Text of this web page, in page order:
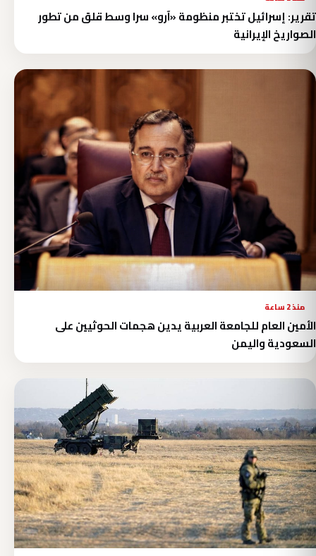
تقرير: إسرائيل تختبر منظومة «آرو» سرا وسط قلق من تطور
الصواريخ الإيرانية
منذ 2 ساعة
الأمين العام للجامعة العربية يدين هجمات الحوثيين على
السعودية واليمن